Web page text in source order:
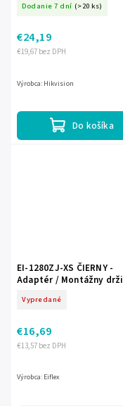
Dodanie 7 dní (>20 ks)
€19,67 bez DPH
€24,19
Do košíka
Výrobca: Hikvision
EI-1280ZJ-XS ČIERNY -
Adaptér / Montážny
EIFLEX
Vypredané
€13,57 bez DPH
€16,69
Výrobca: Eiflex